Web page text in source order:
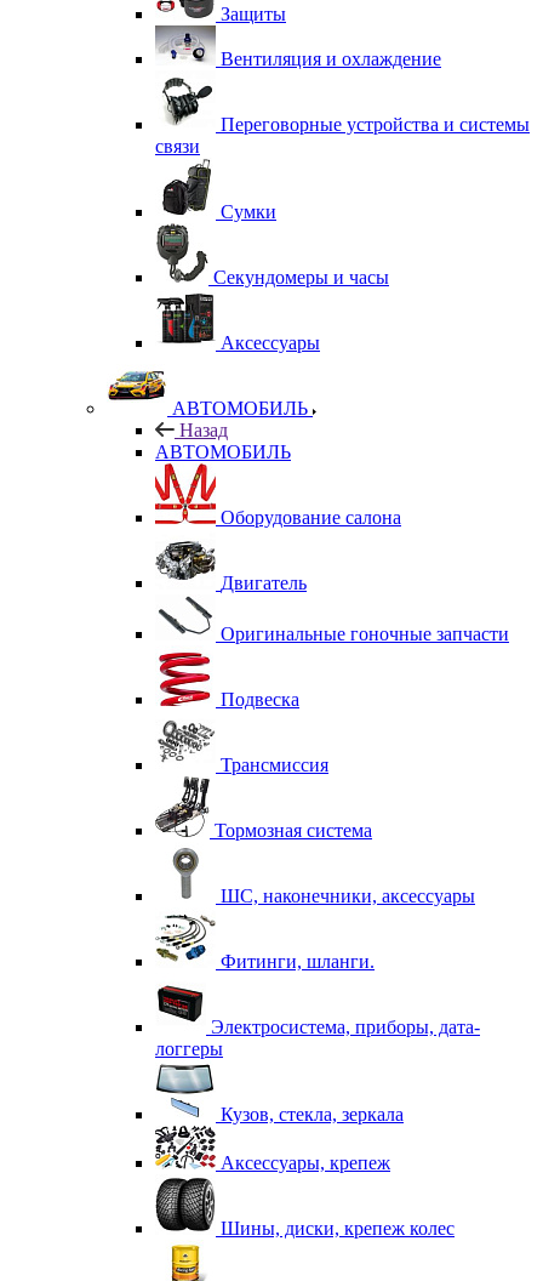
Защиты
Вентиляция и охлаждение
Переговорные устройства и системы
связи
Сумки
Секундомеры и часы
Аксессуары
АВТОМОБИЛЬ
Назад
АВТОМОБИЛЬ
Оборудование салона
Двигатель
Оригинальные гоночные запчасти
Подвеска
Трансмиссия
Тормозная система
ШС, наконечники, аксессуары
Фитинги, шланги.
Электросистема, приборы, дата-
логгеры
Кузов, стекла, зеркала
Аксессуары, крепеж
Шины, диски, крепеж колес